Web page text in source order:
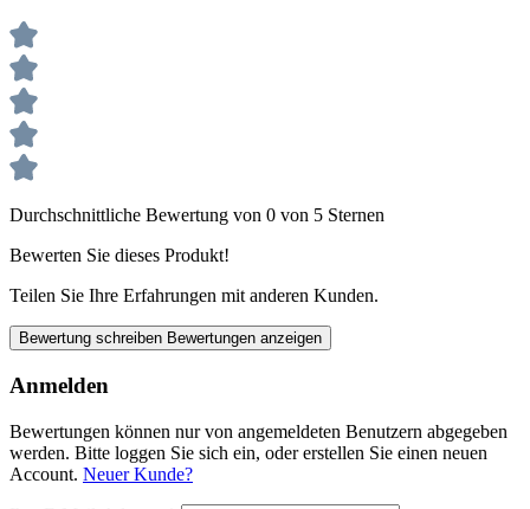
Durchschnittliche Bewertung von 0 von 5 Sternen
Bewerten Sie dieses Produkt!
Teilen Sie Ihre Erfahrungen mit anderen Kunden.
Bewertung schreiben Bewertungen anzeigen
Anmelden
Bewertungen können nur von angemeldeten Benutzern abgegeben
werden. Bitte loggen Sie sich ein, oder erstellen Sie einen neuen
Account. Neuer Kunde?